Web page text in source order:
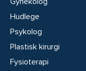
Hudlege
Psykolog
Plastisk kirurgi
Fysioterapi